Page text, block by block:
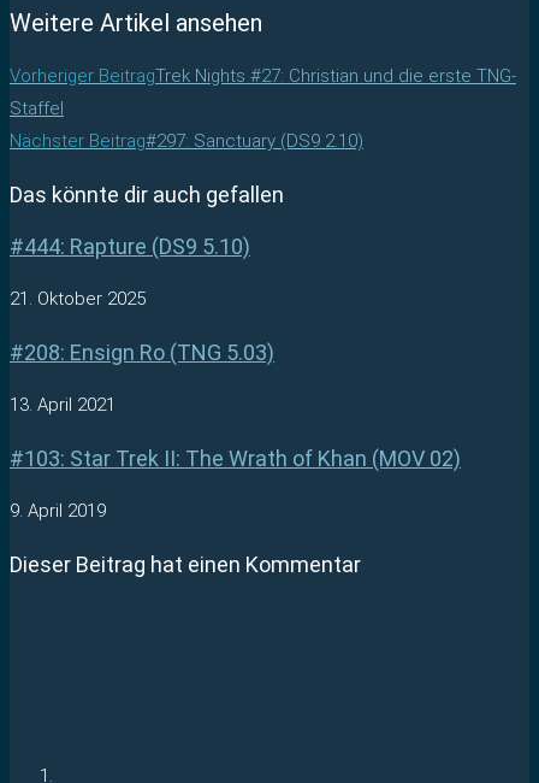
Weitere Artikel ansehen
Vorheriger BeitragTrek Nights #27: Christian und die erste TNG-
Staffel
Nächster Beitrag#297: Sanctuary (DS9 2.10)
Das könnte dir auch gefallen
#444: Rapture (DS9 5.10)
21. Oktober 2025
#208: Ensign Ro (TNG 5.03)
13. April 2021
#103: Star Trek II: The Wrath of Khan (MOV 02)
9. April 2019
Dieser Beitrag hat einen Kommentar